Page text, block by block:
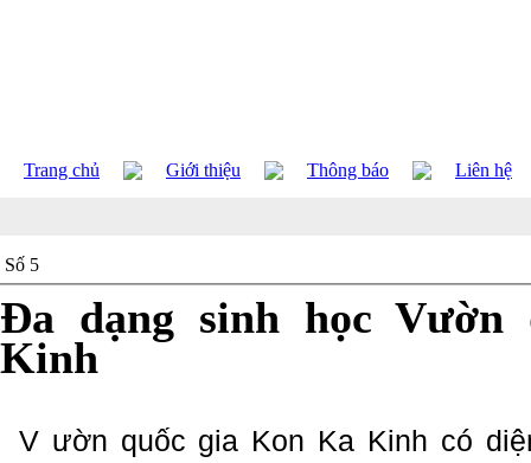
Trang chủ Giới thiệu Thông báo Liên hệ
Số 5
Đa dạng sinh học
Kinh
V ườn quốc gia Kon Ka Kinh có